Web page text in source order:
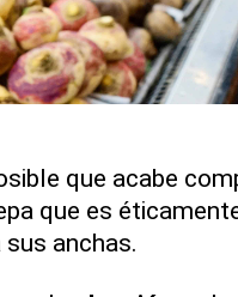
que acabe
que es
sus anchas.